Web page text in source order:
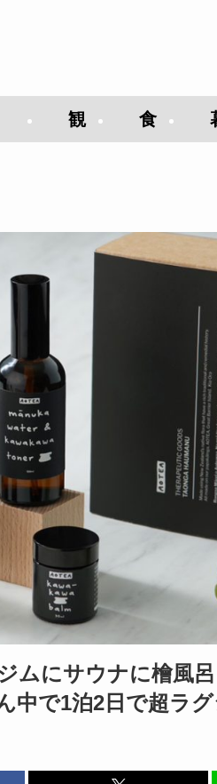
観 食
ムにサウナに檜風
中で1泊2日で超ラ